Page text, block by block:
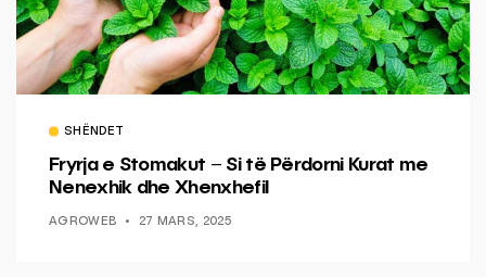
SHËNDET
Fryrja e Stomakut – Si të Përdorni Kurat me
Nenexhik dhe Xhenxhefil
AGROWEB 27 MARS, 2025